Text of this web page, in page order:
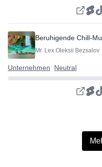
Beruhigende Chill-
Mr. Lex Oleksii Bezsalov
Unternehmen Neutral